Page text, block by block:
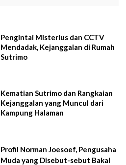
Pengintai Misterius dan CCTV
Mendadak, Kejanggalan di Rumah
Sutrimo
Kematian Sutrimo dan Rangkaian
Kejanggalan yang Muncul dari
Kampung Halaman
Profil Norman Joesoef, Pengusaha
Muda yang Disebut-sebut Bakal